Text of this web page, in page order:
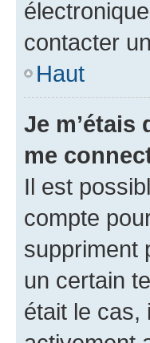
contacter
Haut
Je m’étais
me
Il est
compte
suppriment
un certain
était le cas,